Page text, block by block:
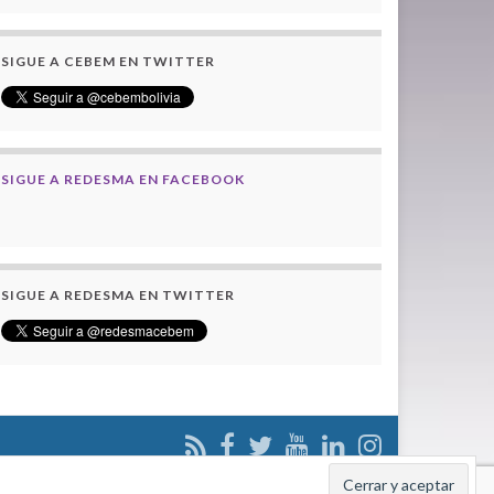
SIGUE A CEBEM EN TWITTER
SIGUE A REDESMA EN FACEBOOK
SIGUE A REDESMA EN TWITTER